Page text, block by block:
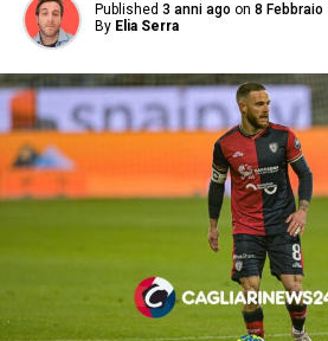
Published 3 anni ago on 8 Febbraio
By Elia Serra